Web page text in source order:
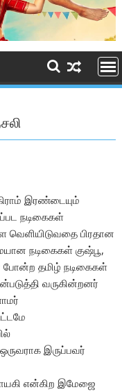
இரண்டையும்
நடிகைகள்
வெளியிடுவதை பிரதான
நடிகைகள் குஷ்பூ,
போன்ற தமிழ் நடிகைகள்
வருகின்றனர்
இருப்பவர்
என்கிற இமேஜை